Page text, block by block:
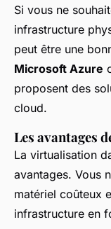
Si vous ne
infrastructure
peut être une
Microsoft Azure
proposent des
cloud.
Les avantages
La virtualisation
avantages. Vous
matériel coûteux
infrastructure en